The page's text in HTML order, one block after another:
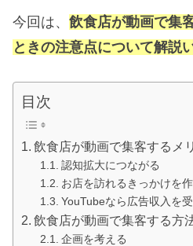
今回は、 飲食店が動画で集
ときの注意点について解説
目次
飲食店が動画で集客するメ
認知拡大につながる
お店を訪れるきっかけを
YouTubeなら広告収入を
飲食店が動画で集客する方
企画を考える